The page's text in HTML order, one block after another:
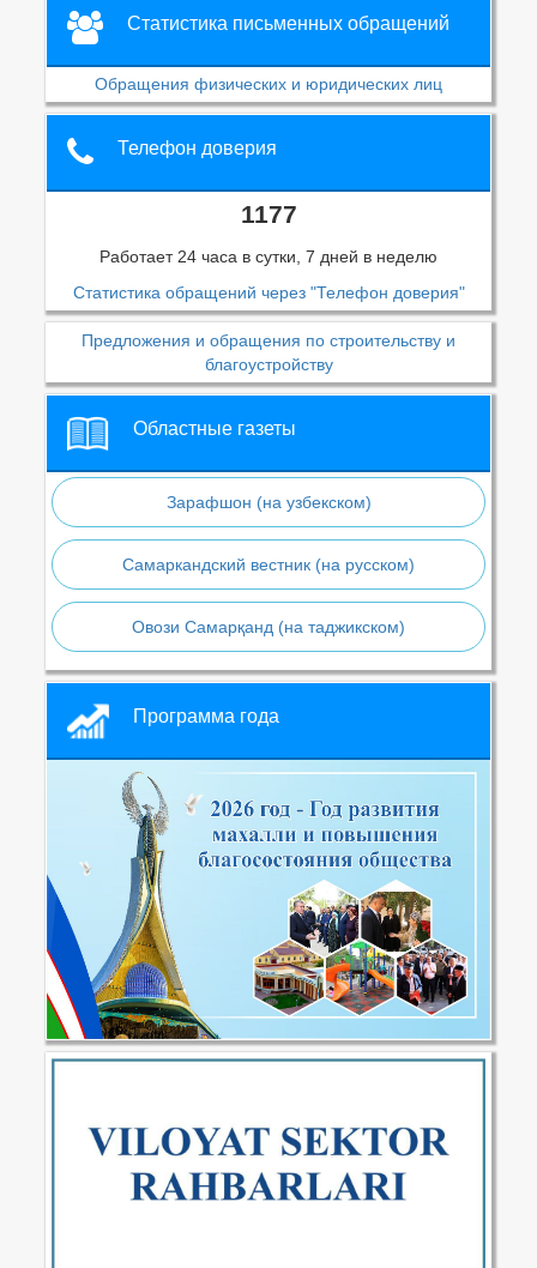
Статистика письменных обращений
Обращения физических и юридических лиц
Телефон доверия
1177
Работает 24 часа в сутки, 7 дней в неделю
Статистика обращений через "Телефон доверия"
Предложения и обращения по строительству и
благоустройству
Областные газеты
Зарафшон (на узбекском)
Самаркандский вестник (на русском)
Овози Самарқанд (на таджикском)
Программа года